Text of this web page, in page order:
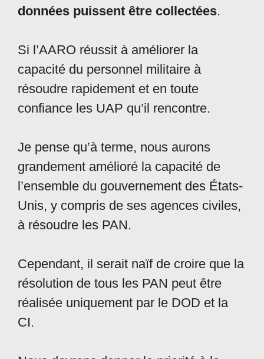
données puissent être collectées.
Si l’AARO réussit à améliorer la
capacité du personnel militaire à
résoudre rapidement et en toute
confiance les UAP qu’il rencontre.
Je pense qu’à terme, nous aurons
grandement amélioré la capacité de
l’ensemble du gouvernement des États-
Unis, y compris de ses agences civiles,
à résoudre les PAN.
Cependant, il serait naïf de croire que la
résolution de tous les PAN peut être
réalisée uniquement par le DOD et la
CI.